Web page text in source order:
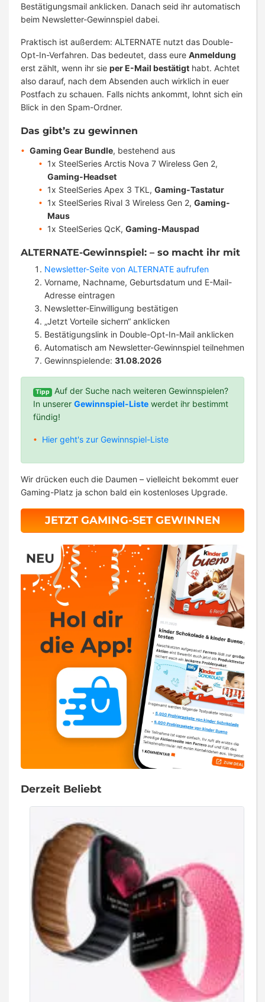
Bestätigungsmail anklicken. Danach seid ihr automatisch
beim Newsletter-Gewinnspiel dabei.
Praktisch ist außerdem: ALTERNATE nutzt das Double-
Opt-In-Verfahren. Das bedeutet, dass eure Anmeldung
erst zählt, wenn ihr sie per E-Mail bestätigt habt. Achtet
also darauf, nach dem Absenden auch wirklich in euer
Postfach zu schauen. Falls nichts ankommt, lohnt sich ein
Blick in den Spam-Ordner.
Das gibt’s zu gewinnen
Gaming Gear Bundle, bestehend aus
1x SteelSeries Arctis Nova 7 Wireless Gen 2,
Gaming-Headset
1x SteelSeries Apex 3 TKL, Gaming-Tastatur
1x SteelSeries Rival 3 Wireless Gen 2, Gaming-
Maus
1x SteelSeries QcK, Gaming-Mauspad
ALTERNATE-Gewinnspiel: – so macht ihr mit
Newsletter-Seite von ALTERNATE aufrufen
Vorname, Nachname, Geburtsdatum und E-Mail-
Adresse eintragen
Newsletter-Einwilligung bestätigen
„Jetzt Vorteile sichern“ anklicken
Bestätigungslink in Double-Opt-In-Mail anklicken
Automatisch am Newsletter-Gewinnspiel teilnehmen
Gewinnspielende: 31.08.2026
Tipp
Auf der Suche nach weiteren Gewinnspielen?
In unserer Gewinnspiel-Liste werdet ihr bestimmt
fündig!
Hier geht's zur Gewinnspiel-Liste
Wir drücken euch die Daumen – vielleicht bekommt euer
Gaming-Platz ja schon bald ein kostenloses Upgrade.
JETZT GAMING-SET GEWINNEN
Derzeit Beliebt